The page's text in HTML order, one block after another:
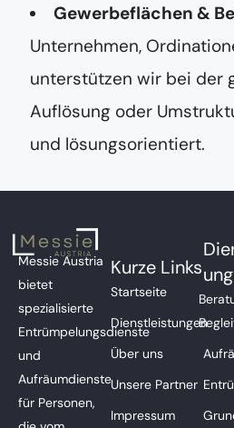
Gewerbeflächen &
Unternehmen,
unterstützen wir bei der
Auflösung oder
und lösungsorientiert.
Messie Austria
bietet
spezialisierte
Entrümpelungsdienste
und
Aufräumdienste
für Personen,
Kurze Links
Startseite
Dienstleistungen
Über uns
Unsere Partner
Impressum